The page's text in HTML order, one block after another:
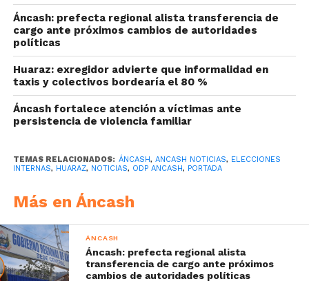
Áncash: prefecta regional alista transferencia de
cargo ante próximos cambios de autoridades
políticas
Huaraz: exregidor advierte que informalidad en
taxis y colectivos bordearía el 80 %
Áncash fortalece atención a víctimas ante
persistencia de violencia familiar
TEMAS RELACIONADOS: ÁNCASH, ANCASH NOTICIAS, ELECCIONES
INTERNAS, HUARAZ, NOTICIAS, ODP ANCASH, PORTADA
Más en Áncash
ÁNCASH
Áncash: prefecta regional alista
transferencia de cargo ante próximos
cambios de autoridades políticas